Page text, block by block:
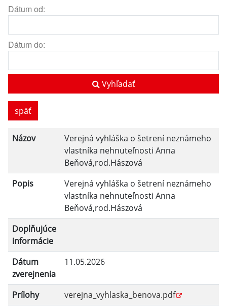
Dátum od:
Dátum do:
Vyhľadať
späť
Názov
Verejná vyhláška o šetrení neznámeho
vlastníka nehnuteľnosti Anna
Beňová,rod.Hászová
Popis
Verejná vyhláška o šetrení neznámeho
vlastníka nehnuteľnosti Anna
Beňová,rod.Hászová
Doplňujúce
informácie
Dátum
zverejnenia
11.05.2026
Prílohy verejna_vyhlaska_benova.pdf